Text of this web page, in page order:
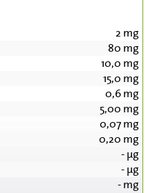
2 mg
80 mg
10,0 mg
15,0 mg
0,6mg
5,00 mg
0,07mg
0,20 mg
-µg
-µg
-mg